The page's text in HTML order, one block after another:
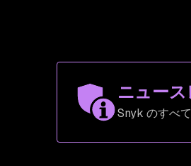
ニュー
Snyk のすべ